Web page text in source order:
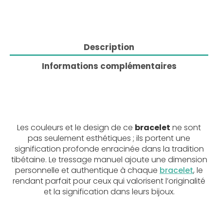
Description
Informations complémentaires
Les couleurs et le design de ce bracelet ne sont
pas seulement esthétiques ; ils portent une
signification profonde enracinée dans la tradition
tibétaine. Le tressage manuel ajoute une dimension
personnelle et authentique à chaque bracelet, le
rendant parfait pour ceux qui valorisent l’originalité
et la signification dans leurs bijoux.